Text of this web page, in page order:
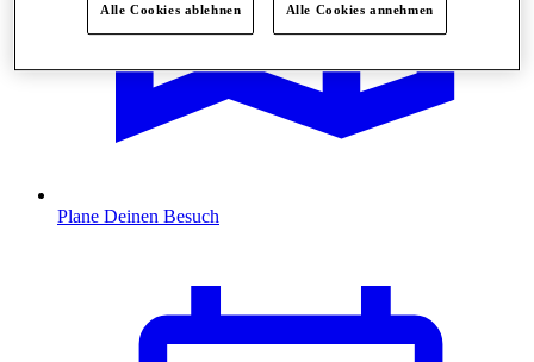
Plane Deinen Besuch
Alle Cookies ablehnen Alle Cookies annehmen